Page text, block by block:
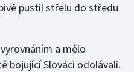
pustil střelu do středu
a mělo
bojující Slováci odolávali.